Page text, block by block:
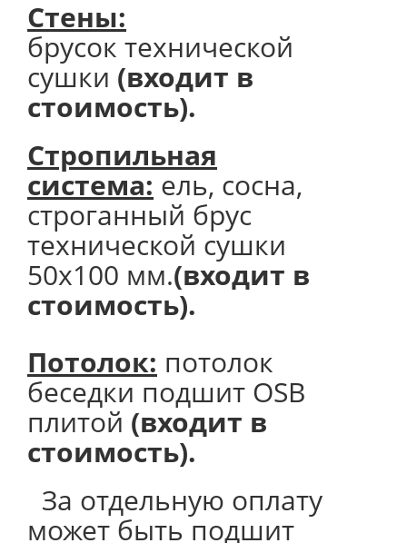
Стены:
брусок технической
сушки (входит в
стоимость).
Стропильная
система: ель, сосна,
строганный брус
технической сушки
50х100 мм.(входит в
стоимость).
Потолок: потолок
беседки подшит OSB
плитой (входит в
стоимость).
За отдельную оплату
может быть подшит